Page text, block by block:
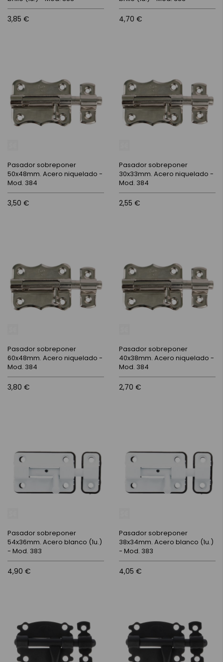
3,85 € 4,70 €
Pasador sobreponer
50x48mm. Acero niquelado -
Mod. 384
3,50 €
Pasador sobreponer
30x33mm. Acero niquelado -
Mod. 384
2,55 €
Pasador sobreponer
60x48mm. Acero niquelado -
Mod. 384
3,80 €
Pasador sobreponer
40x38mm. Acero niquelado -
Mod. 384
2,70 €
Pasador sobreponer
54x36mm. Acero blanco (1u.)
- Mod. 383
4,90 €
Pasador sobreponer
38x34mm. Acero blanco (1u.)
- Mod. 383
4,05 €